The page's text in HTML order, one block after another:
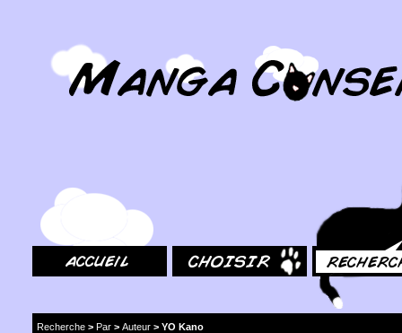
Recherche > Par > Auteur > YO Kano